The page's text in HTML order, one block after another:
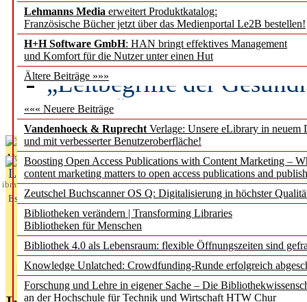
Lehmanns Media erweitert Produktkatalog:
Französische Bücher jetzt über das Medienportal Le2B bestellen!
H+H Software GmbH: HAN bringt effektives Management
und Komfort für die Nutzer unter einen Hut
Ältere Beiträge »»»
««« Neuere Beiträge
Vandenhoeck & Ruprecht Verlage: Unsere eLibrary in neuem
und mit verbesserter Benutzeroberfläche!
Boosting Open Access Publications with Content Marketing –
content marketing matters to open access publications and
Zeutschel Buchscanner OS Q: Digitalisierung in höchster
Bibliotheken verändern | Transforming Libraries
Bibliotheken für Menschen
Bibliothek 4.0 als Lebensraum: flexible Öffnungszeiten sind
Knowledge Unlatched: Crowdfunding-Runde erfolgreich
Forschung und Lehre in eigener Sache – Die
an der Hochschule für Technik und Wirtschaft HTW Chur
Künstliche Intelligenz
besser zu verstehen
„Leitbegriffe der
des BIÖG erscheinen
Aktuelles aus
L
ibrary
Essentials